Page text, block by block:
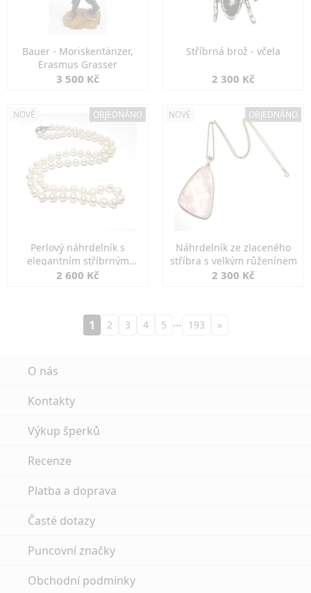
Bauer - Moriskentänzer,
Erasmus Grasser
3 500 Kč
Stříbrná brož - včela
2 300 Kč
NOVÉ OBJEDNÁNO
Perlový náhrdelník s
elegantním stříbrným
zapínáním
2 600 Kč
NOVÉ OBJEDNÁNO
Náhrdelník ze zlaceného
stříbra s velkým růženínem
2 300 Kč
1 2 3 4 5 … 193 »
O nás
Kontakty
Výkup šperků
Recenze
Platba a doprava
Časté dotazy
Puncovní značky
Obchodní podmínky